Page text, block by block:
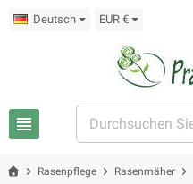
Deutsch EUR €
view_headline
chevron_right Rasenpflege chevron_right Rasenmäher chevron_right